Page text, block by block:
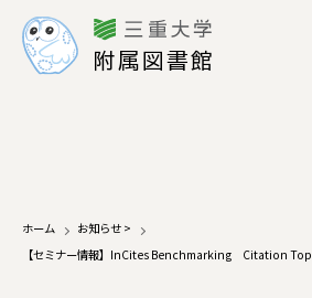
附属図書館
ホーム お知らせ >
【セミナー情報】InCites Benchmarking Citation